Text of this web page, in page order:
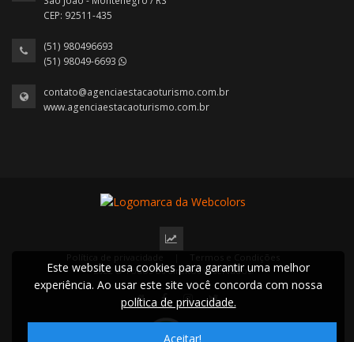
CEP: 92511-435
(51) 980496693
(51) 98049-6693
contato@agenciaestacaoturismo.com.br
www.agenciaestacaoturismo.com.br
2022 © Todos os direitos reservados.
Este website usa cookies para garantir uma melhor
experiência. Ao usar este site você concorda com nossa
política de privacidade.
Aceitar!